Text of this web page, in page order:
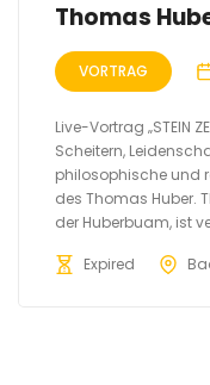
Thomas
VORTRAG
Live-Vortrag „STEIN
Scheitern,
philosophische und
des Thomas Huber.
der Huberbuam, ist
Expired